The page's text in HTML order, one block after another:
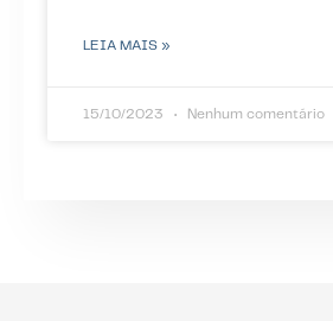
LEIA MAIS »
15/10/2023 Nenhum comentário